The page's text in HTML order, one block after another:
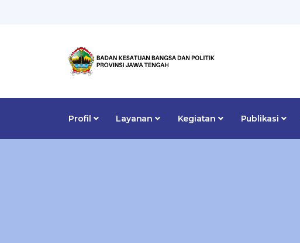
Profil Layanan Kegiatan Publikasi